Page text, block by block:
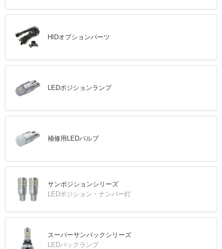
HIDオプションパーツ
LEDポジションランプ
補修用LEDバルブ
サンポジションシリーズ
LEDポジション・ナンバー灯
スーパーサンバックシリーズ
LEDバックランプ